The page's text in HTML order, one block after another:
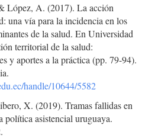
López, A. (2017). La acción
una vía para la incidencia en los
de la salud. En Universidad
territorial de la salud:
y aportes a la práctica (pp. 79-94).
handle/10644/5582
X. (2019). Tramas fallidas en
política asistencial uruguaya.